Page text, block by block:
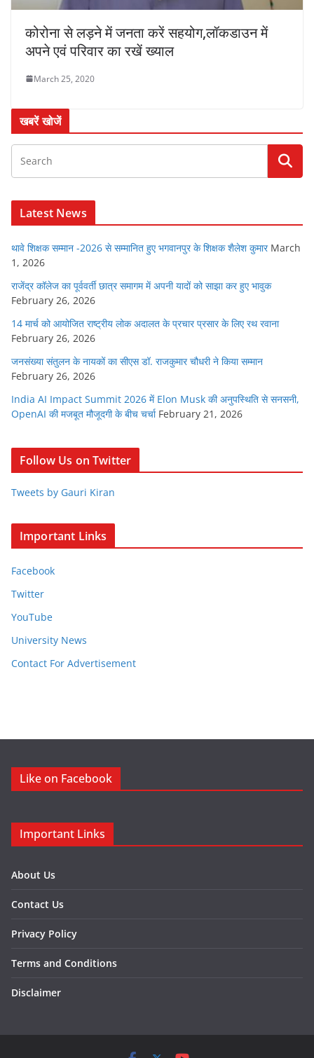
कोरोना से लड़ने में जनता करें सहयोग,लॉकडाउन में
अपने एवं परिवार का रखें ख्याल
March 25, 2020
खबरें खोजें
Latest News
थावे शिक्षक सम्मान -2026 से सम्मानित हुए भगवानपुर के शिक्षक शैलेश कुमार March
1, 2026
राजेंद्र कॉलेज का पूर्ववर्ती छात्र समागम में अपनी यादों को साझा कर हुए भावुक
February 26, 2026
14 मार्च को आयोजित राष्ट्रीय लोक अदालत के प्रचार प्रसार के लिए रथ रवाना
February 26, 2026
जनसंख्या संतुलन के नायकों का सीएस डॉ. राजकुमार चौधरी ने किया सम्मान
February 26, 2026
India AI Impact Summit 2026 में Elon Musk की अनुपस्थिति से सनसनी,
OpenAI की मजबूत मौजूदगी के बीच चर्चा February 21, 2026
Follow Us on Twitter
Tweets by Gauri Kiran
Important Links
Facebook
Twitter
YouTube
University News
Contact For Advertisement
Like on Facebook
Important Links
About Us
Contact Us
Privacy Policy
Terms and Conditions
Disclaimer